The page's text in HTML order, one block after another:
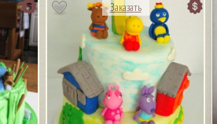
Заказать